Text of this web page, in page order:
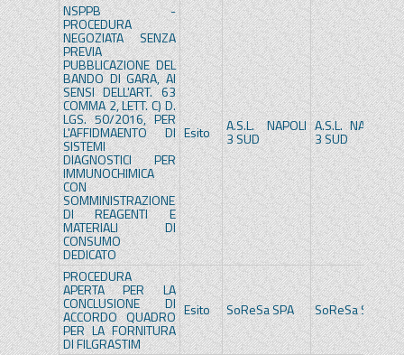
NSPPB -
PROCEDURA
NEGOZIATA SENZA
PREVIA
PUBBLICAZIONE DEL
BANDO DI GARA, AI
SENSI DELL'ART. 63
COMMA 2, LETT. C) D.
LGS. 50/2016, PER
L'AFFIDMAENTO DI
SISTEMI
DIAGNOSTICI PER
IMMUNOCHIMICA
CON
SOMMINISTRAZIONE
DI REAGENTI E
MATERIALI DI
CONSUMO
DEDICATO
Esito A.S.L. NAPOLI
3 SUD
A.S.L. NAPOLI
3 SUD
PROCEDURA
APERTA PER LA
CONCLUSIONE DI
ACCORDO QUADRO
PER LA FORNITURA
DI FILGRASTIM
Esito SoReSa SPA SoReSa SPA